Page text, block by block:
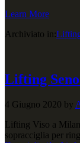
Learn More
Archiviato in:
Lifting
4 Giugno 2020 by
Lifting Viso a
sopracciglia per